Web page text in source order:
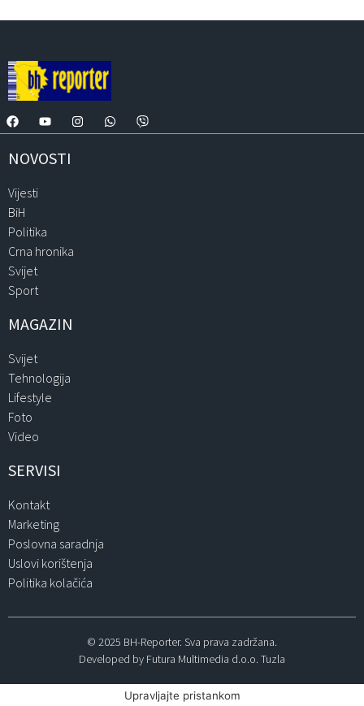
NOVOSTI
Vijesti
BiH
Politika
Crna hronika
Svijet
Sport
MAGAZIN
Svijet
Tehnologija
Lifestyle
Foto
Video
SERVISI
Kontakt
Marketing
Poslovna saradnja
Uslovi korištenja
Politika kolačića
© 2025 BH-Reporter. Sva prava zadržana.
Developed by Futura Multimedia d.o.o. Tuzla
Upravljajte pristankom